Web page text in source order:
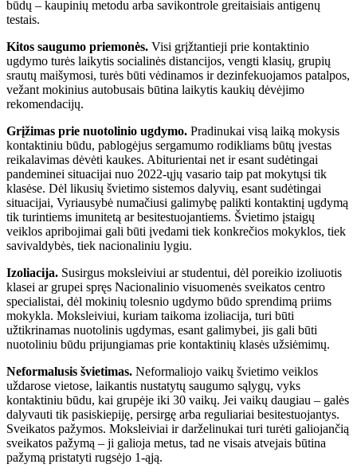
būdų – kaupinių metodu arba savikontrole greitaisiais antigenų
testais.
Kitos saugumo priemonės. Visi grįžtantieji prie kontaktinio
ugdymo turės laikytis socialinės distancijos, vengti klasių, grupių
srautų maišymosi, turės būti vėdinamos ir dezinfekuojamos patalpos,
vežant mokinius autobusais būtina laikytis kaukių dėvėjimo
rekomendacijų.
Grįžimas prie nuotolinio ugdymo. Pradinukai visą laiką mokysis
kontaktiniu būdu, pablogėjus sergamumo rodikliams būtų įvestas
reikalavimas dėvėti kaukes. Abiturientai net ir esant sudėtingai
pandeminei situacijai nuo 2022-ųjų vasario taip pat mokytųsi tik
klasėse. Dėl likusių švietimo sistemos dalyvių, esant sudėtingai
situacijai, Vyriausybė numačiusi galimybę palikti kontaktinį ugdymą
tik turintiems imunitetą ar besitestuojantiems. Švietimo įstaigų
veiklos apribojimai gali būti įvedami tiek konkrečios mokyklos, tiek
savivaldybės, tiek nacionaliniu lygiu.
Izoliacija. Susirgus moksleiviui ar studentui, dėl poreikio izoliuotis
klasei ar grupei spręs Nacionalinio visuomenės sveikatos centro
specialistai, dėl mokinių tolesnio ugdymo būdo sprendimą priims
mokykla. Moksleiviui, kuriam taikoma izoliacija, turi būti
užtikrinamas nuotolinis ugdymas, esant galimybei, jis gali būti
nuotoliniu būdu prijungiamas prie kontaktinių klasės užsiėmimų.
Neformalusis švietimas. Neformaliojo vaikų švietimo veiklos
uždarose vietose, laikantis nustatytų saugumo sąlygų, vyks
kontaktiniu būdu, kai grupėje iki 30 vaikų. Jei vaikų daugiau – galės
dalyvauti tik pasiskiepiję, persirgę arba reguliariai besitestuojantys.
Sveikatos pažymos. Moksleiviai ir darželinukai turi turėti galiojančią
sveikatos pažymą – ji galioja metus, tad ne visais atvejais būtina
pažymą pristatyti rugsėjo 1-ąją.